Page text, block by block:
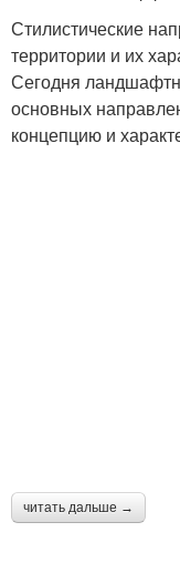
Стилистические
территории и их
Сегодня
основных
концепцию и
читать дальше →